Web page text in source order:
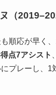
（
順応が早く
点7アシスト
プレーし、1